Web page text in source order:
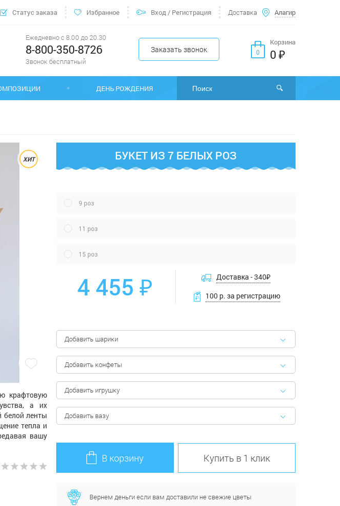
Статус заказа Избранное Вход/ Регистрация Доставка Алагир
Ежедневно с 8.00 до 20.30
8-800-350-8726
Звонок бесплатный
Заказать звонок 0
Корзина
0 ₽
ДЕНЬ РОЖДЕНИЯ
ХИТ
крафтовую
а их
белой ленты
тепла и
вашу
БУКЕТ ИЗ 7 БЕЛЫХ РОЗ
9 роз
11 роз
15 роз
4 455 ₽ Доставка -340₽
100 р. за регистрацию
Добавить шарики
Добавить конфеты
Добавить игрушку
Добавить вазу
В корзину Купить в 1 клик
Вернем деньги если вам доставили не свежие цветы